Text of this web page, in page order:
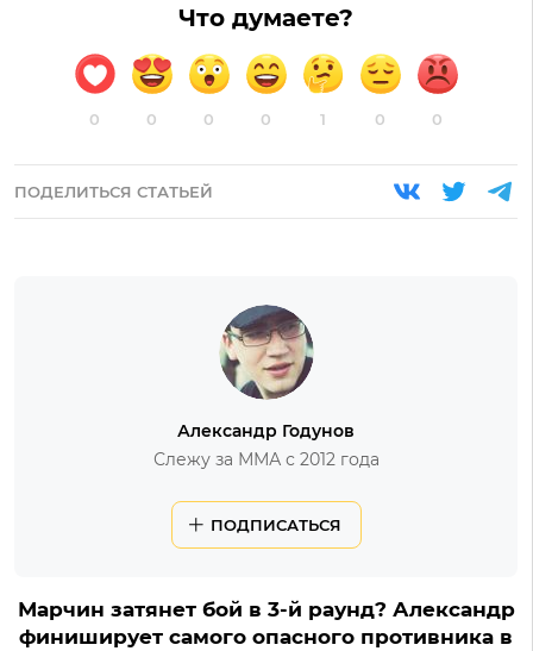
Что думаете?
0 0 0 0 1 0 0
ПОДЕЛИТЬСЯ СТАТЬЕЙ
Александр Годунов
Слежу за ММА с 2012 года
ПОДПИСАТЬСЯ
Марчин затянет бой в 3-й раунд? Александр
финиширует самого опасного противника в